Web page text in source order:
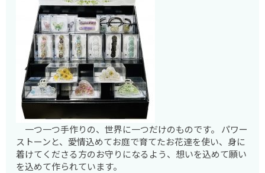
一つ一つ手作りの、世界に一つだけのものです。 パワー
ストーンと、愛情込めてお庭で育てたお花達を使い、身に
着けてくださる方のお守りになるよう、想いを込めて願い
を込めて作られています。